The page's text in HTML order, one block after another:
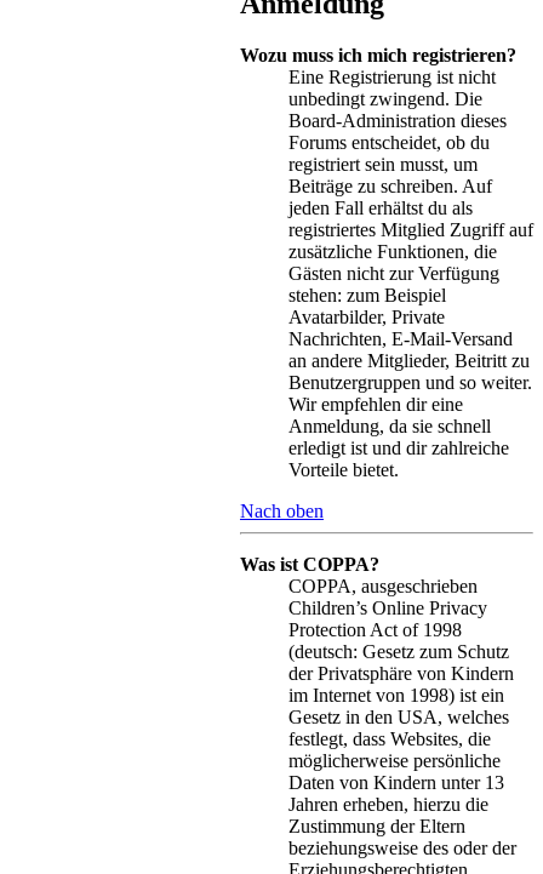
Wozu muss ich mich registrieren?
Eine Registrierung ist nicht
unbedingt zwingend. Die
Board-Administration dieses
Forums entscheidet, ob du
registriert sein musst, um
Beiträge zu schreiben. Auf
jeden Fall erhältst du als
registriertes Mitglied Zugriff auf
zusätzliche Funktionen, die
Gästen nicht zur Verfügung
stehen: zum Beispiel
Avatarbilder, Private
Nachrichten, E-Mail-Versand
an andere Mitglieder, Beitritt zu
Benutzergruppen und so weiter.
Wir empfehlen dir eine
Anmeldung, da sie schnell
erledigt ist und dir zahlreiche
Vorteile bietet.
Nach oben
Was ist COPPA?
COPPA, ausgeschrieben
Children’s Online Privacy
Protection Act of 1998
(deutsch: Gesetz zum Schutz
der Privatsphäre von Kindern
im Internet von 1998) ist ein
Gesetz in den USA, welches
festlegt, dass Websites, die
möglicherweise persönliche
Daten von Kindern unter 13
Jahren erheben, hierzu die
Zustimmung der Eltern
beziehungsweise des oder der
Erziehungsberechtigten